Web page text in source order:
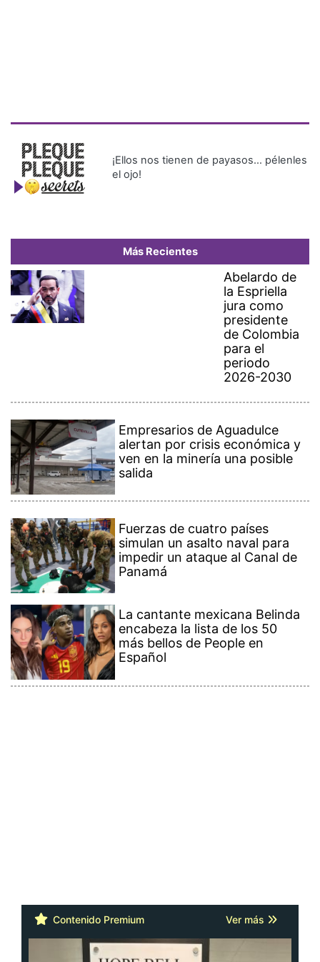
¡Ellos nos tienen de payasos… pélenles
el ojo!
Más Recientes
Abelardo de
la Espriella
jura como
presidente
de Colombia
para el
periodo
2026-2030
Empresarios de Aguadulce
alertan por crisis económica y
ven en la minería una posible
salida
Fuerzas de cuatro países
simulan un asalto naval para
impedir un ataque al Canal de
Panamá
La cantante mexicana Belinda
encabeza la lista de los 50
más bellos de People en
Español
Contenido Premium Ver más